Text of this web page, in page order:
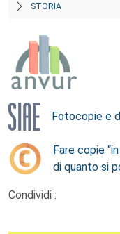
STORIA
Fotocopie e
Fare copie
di quanto si
Condividi :